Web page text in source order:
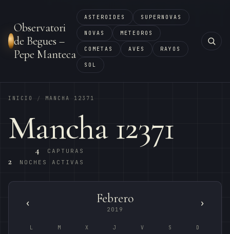
Observatori
de Begues –
Pepe Manteca
ASTEROIDES SUPERNOVAS
NOVAS METEOROS
COMETAS AVES RAYOS
SOL
INICIO / MANCHA 12371
Mancha 12371
4 CAPTURAS
2 NOCHES ACTIVAS
‹ Febrero
2019
›
L M X J V S D